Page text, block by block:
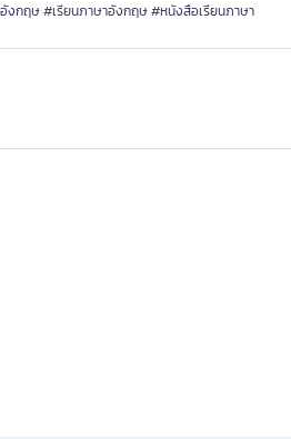
ฤษ #เรียนภาษาอังกฤษ #หนังสือเรียนภาษา